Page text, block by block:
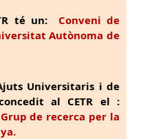
té un: Conveni de
Autònoma de
Universitaris i de
al CETR el :
de recerca per la